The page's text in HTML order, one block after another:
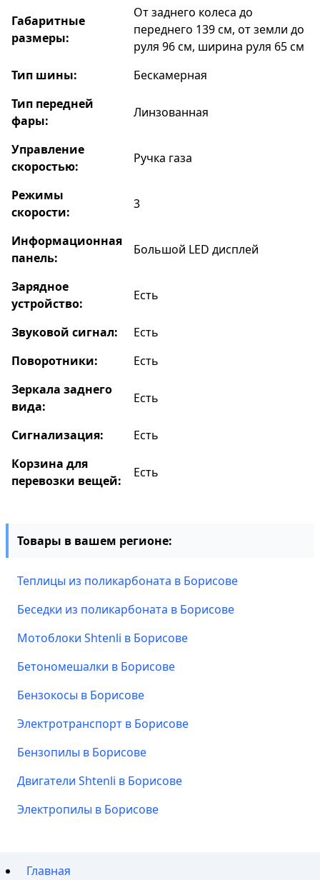
Габаритные
размеры:
От заднего колеса до
переднего 139 см, от земли до
руля 96 см, ширина руля 65 см
Тип шины:
Бескамерная
Тип передней
фары:
Линзованная
Управление
скоростью:
Ручка газа
Режимы
скорости:
3
Информационная
панель:
Большой LED дисплей
Зарядное
устройство:
Есть
Звуковой сигнал:
Есть
Поворотники:
Есть
Зеркала заднего
вида:
Есть
Сигнализация:
Есть
Корзина для
перевозки вещей:
Есть
Товары в вашем регионе:
Теплицы из поликарбоната в Борисове
Беседки из поликарбоната в Борисове
Мотоблоки Shtenli в Борисове
Бетономешалки в Борисове
Бензокосы в Борисове
Электротранспорт в Борисове
Бензопилы в Борисове
Двигатели Shtenli в Борисове
Электропилы в Борисове
Главная